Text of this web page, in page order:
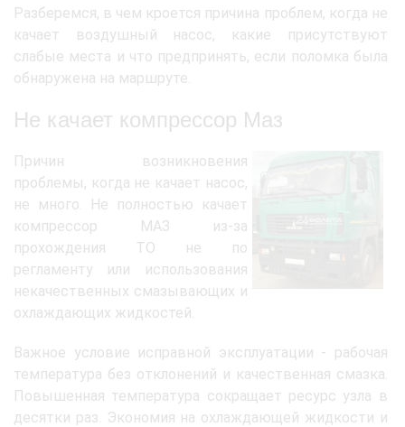
Разберемся, в чем кроется причина проблем, когда не
качает воздушный насос, какие присутствуют
слабые места и что предпринять, если поломка была
обнаружена на маршруте.
Не качает компрессор Маз
Причин возникновения
проблемы, когда не качает насос,
не много. Не полностью качает
компрессор МАЗ из-за
прохождения ТО не по
регламенту или использования
некачественных смазывающих и
охлаждающих жидкостей.
Важное условие исправной эксплуатации - рабочая
температура без отклонений и качественная смазка.
Повышенная температура сокращает ресурс узла в
десятки раз. Экономия на охлаждающей жидкости и